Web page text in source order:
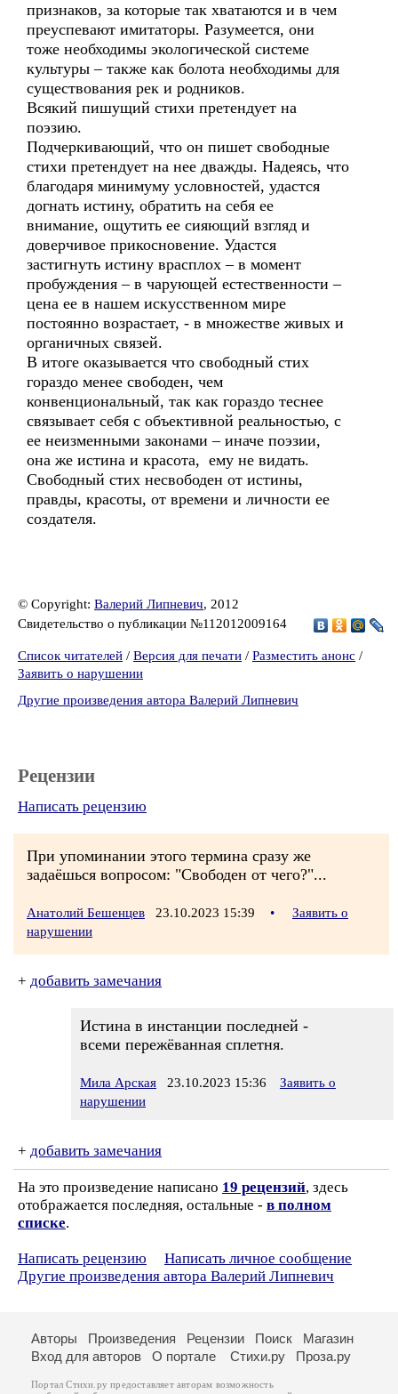
признаков, за которые так хватаются и в чем
преуспевают имитаторы. Разумеется, они
тоже необходимы экологической системе
культуры – также как болота необходимы для
существования рек и родников.
Всякий пишущий стихи претендует на
поэзию.
Подчеркивающий, что он пишет свободные
стихи претендует на нее дважды. Надеясь, что
благодаря минимуму условностей, удастся
догнать истину, обратить на себя ее
внимание, ощутить ее сияющий взгляд и
доверчивое прикосновение. Удастся
застигнуть истину врасплох – в момент
пробуждения – в чарующей естественности –
цена ее в нашем искусственном мире
постоянно возрастает, - в множестве живых и
органичных связей.
В итоге оказывается что свободный стих
гораздо менее свободен, чем
конвенциональный, так как гораздо теснее
связывает себя с объективной реальностью, с
ее неизменными законами – иначе поэзии,
она же истина и красота, ему не видать.
Свободный стих несвободен от истины,
правды, красоты, от времени и личности ее
создателя.
© Copyright: Валерий Липневич, 2012
Свидетельство о публикации №112012009164
Список читателей / Версия для печати / Разместить анонс /
Заявить о нарушении
Другие произведения автора Валерий Липневич
Рецензии
Написать рецензию
При упоминании этого термина сразу же
задаёшься вопросом: "Свободен от чего?"...
Анатолий Бешенцев 23.10.2023 15:39 •
Заявить о
нарушении
+ добавить замечания
Истина в инстанции последней -
всеми пережёванная сплетня.
Мила Арская 23.10.2023 15:36
Заявить о
нарушении
+ добавить замечания
На это произведение написано 19 рецензий, здесь
отображается последняя, остальные - в полном
списке.
Написать рецензию
Написать личное сообщение
Другие произведения автора Валерий Липневич
Авторы Произведения Рецензии Поиск
Магазин
Вход для авторов
О портале Стихи.ру Проза.ру
Портал Стихи.ру предоставляет авторам возможность